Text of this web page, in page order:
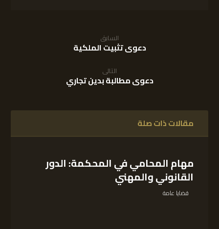
السابق
دعوى تثبيت الملكية
التالى
دعوى مطالبة بدين تجاري
مقالات ذات صلة
مهام المحامي في المحكمة: الدور
القانوني والمهني
قضايا عامة